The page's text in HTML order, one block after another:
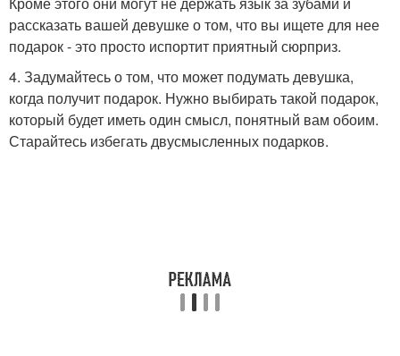
рассказать вашей девушке о том, что вы ищете для нее
подарок - это просто испортит приятный сюрприз.
4. Задумайтесь о том, что может подумать девушка,
когда получит подарок. Нужно выбирать такой подарок,
который будет иметь один смысл, понятный вам обоим.
Старайтесь избегать двусмысленных подарков.